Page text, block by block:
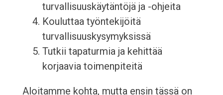
turvallisuuskäytäntöjä ja -ohjeita
Kouluttaa työntekijöitä
turvallisuuskysymyksissä
Tutkii tapaturmia ja kehittää
korjaavia toimenpiteitä
Aloitamme kohta, mutta ensin tässä on